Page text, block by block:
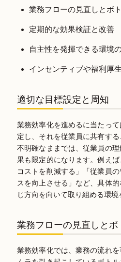
業務フローの見直しとボ
定期的な効果検証と改善
自主性を発揮できる環境
インセンティブや福利厚
適切な目標設定と周知
業務効率化を進めるに当たっ
定し、それを従業員に共有す
不明確なままでは、従業員の
果も限定的になります。例え
コストを削減する」「従業員
スを向上させる」など、具体
じ方向を向いて取り組める環境
業務フローの見直しとボ
業務効率化では、業務の流れを